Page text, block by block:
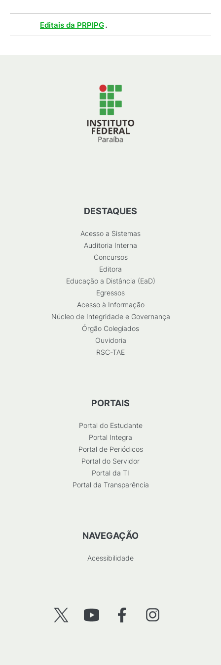
Editais da PRPIPG.
DESTAQUES
Acesso a Sistemas
Auditoria Interna
Concursos
Editora
Educação a Distância (EaD)
Egressos
Acesso à Informação
Núcleo de Integridade e Governança
Órgão Colegiados
Ouvidoria
RSC-TAE
PORTAIS
Portal do Estudante
Portal Integra
Portal de Periódicos
Portal do Servidor
Portal da TI
Portal da Transparência
NAVEGAÇÃO
Acessibilidade